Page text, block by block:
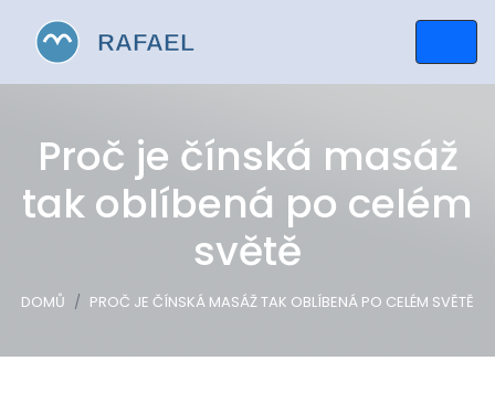
Proč je čínská masáž
tak oblíbená po celém
světě
DOMŮ PROČ JE ČÍNSKÁ MASÁŽ TAK OBLÍBENÁ PO CELÉM SVĚTĚ